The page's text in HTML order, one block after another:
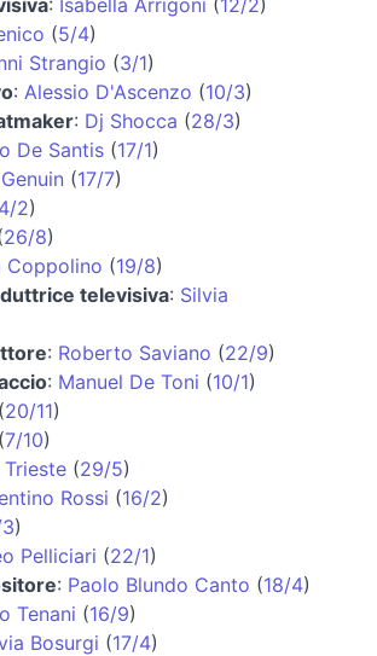
(5/4)
Strangio (3/1)
: Alessio D'Ascenzo (10/3)
: Dj Shocca (28/3)
De Santis (17/1)
(17/7)
2)
26/8)
Coppolino (19/8)
televisiva: Silvia
: Roberto Saviano (22/9)
: Manuel De Toni (10/1)
(20/11)
(7/10)
(29/5)
Rossi (16/2)
)
Pelliciari (22/1)
: Paolo Blundo Canto (18/4)
Tenani (16/9)
Bosurgi (17/4)